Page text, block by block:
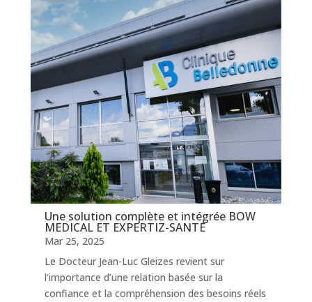
Une solution complète et intégrée BOW
MEDICAL ET EXPERTIZ-SANTÉ
Mar 25, 2025
Le Docteur Jean-Luc Gleizes revient sur
l’importance d’une relation basée sur la
confiance et la compréhension des besoins réels